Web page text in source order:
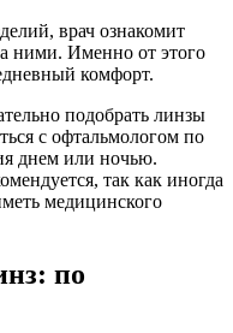
врач ознакомит
ними. Именно от этого
комфорт.
подобрать линзы
с офтальмологом по
днем или ночью.
так как иногда
медицинского
по